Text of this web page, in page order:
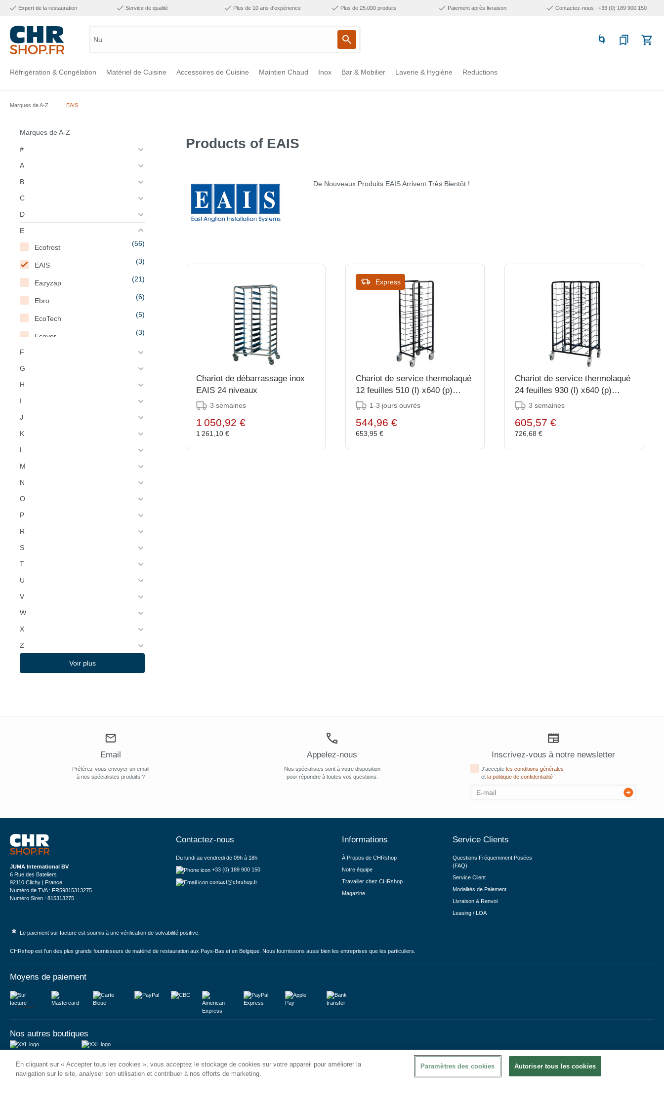
Expert de la restauration Service de qualité Plus de 10 ans d'expérience Plus de 25.000 produits Paiement après livraison Contactez-nous : +33 (0) 189 900 150
Numéro
Réfrigération & Congélation Matériel de Cuisine Accessoires de Cuisine Maintien Chaud Inox Bar & Mobilier Laverie & Hygiène Reductions
Marques de A-Z EAIS
Marques de A-Z
#
A
B
C
D
E
(56)
Ecofrost
(3)
EAIS
(21)
Eazyzap
(6)
Ebro
(5)
EcoTech
(3)
Ecover
(2)
(1)
(5)
(11)
(15)
F
G
H
I
J
K
L
M
N
O
P
R
S
T
U
V
W
X
Z
Voir plus
Products of EAIS
De Nouveaux Produits EAIS Arrivent Très Bientôt !
Chariot de débarrassage inox
EAIS 24 niveaux
3 semaines
1 050,92 €
1 261,10 €
Express
Chariot de service thermolaqué
12 feuilles 510 (l) x640 (p)
x1700 (h) mm
1-3 jours ouvrés
544,96 €
653,95 €
Chariot de service thermolaqué
24 feuilles 930 (l) x640 (p)
x1700 (h) mm
3 semaines
605,57 €
726,68 €
Email
Préférez-vous envoyer un email
à nos spécialistes produits ?
Appelez-nous
Nos spécialistes sont à votre disposition
pour répondre à toutes vos questions.
Inscrivez-vous à notre newsletter
J'accepteles conditions générales
etla politique de confidentialité
JUMA International BV
6 Rue des Bateliers
92110 Clichy | France
Numéro de TVA : FR59815313275
Numéro Siren : 815313275
Contactez-nous
Du lundi au vendredi de 09h à 18h
+33 (0) 189 900 150
contact@chrshop.fr
Informations
À Propos de CHRshop
Notre équipe
Travailler chez CHRshop
Magazine
Service Clients
Questions Fréquemment Posées
(FAQ)
Service Client
Modalités de Paiement
Livraison & Renvoi
Leasing / LOA
* Le paiement sur facture est soumis à une vérification de solvabilité positive.
CHRshop est l'un des plus grands fournisseurs de matériel de restauration aux Pays-Bas et en Belgique. Nous fournissons aussi bien les entreprises que les particuliers.
Moyens de paiement
Sur facture
Nos autres boutiques
Königsborner Straße 26a
39175 Biederitz | Deutschland
Vrijheidweg 34
1521RR Wormerveer | Nederland
En cliquant sur « Accepter tous les cookies », vous acceptez le stockage de cookies sur votre appareil pour améliorer la
navigation sur le site, analyser son utilisation et contribuer à nos efforts de marketing.
Paramètres des cookies Autoriser tous les cookies